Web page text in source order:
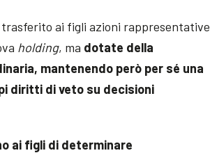
ai figli azioni rappresentative
holding, ma dotate della
mantenendo però per sé una
diritti di veto su decisioni
ai figli di determinare